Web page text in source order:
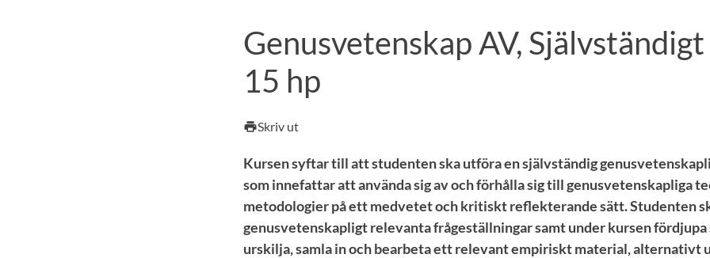
Kursplaner VälkomstbrevPersonal Lediga jobb
Genusvetenskap AV,
15 hp
printSkriv ut
Kursen syftar till att studenten ska utföra en självständig
som innefattar att använda sig av och förhålla sig till genusvetenskapliga
metodologier på ett medvetet och kritiskt reflekterande sätt. Studenten
genusvetenskapligt relevanta frågeställningar samt under kursen fördjupa
urskilja, samla in och bearbeta ett relevant empiriskt material, alternativt